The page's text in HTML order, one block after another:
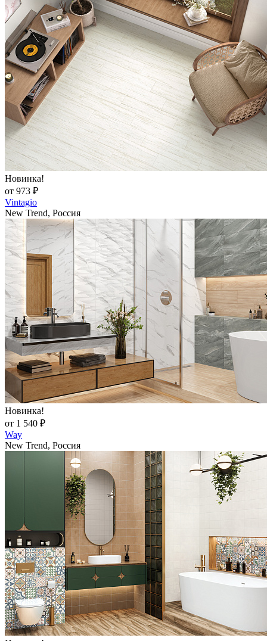
Новинка!
от 973 ₽
Vintagio
New Trend, Россия
Новинка!
от 1 540 ₽
Way
New Trend, Россия